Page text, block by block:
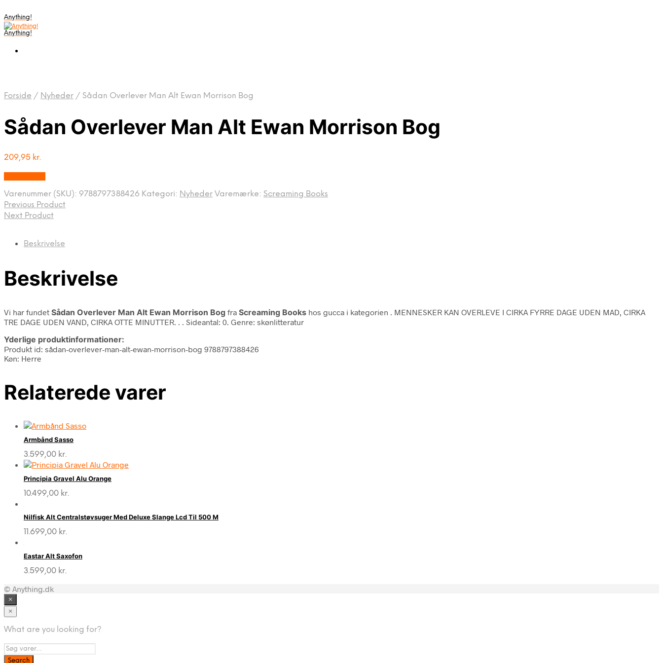
Anything!
Anything!
Forside / Nyheder / Sådan Overlever Man Alt Ewan Morrison Bog
Sådan Overlever Man Alt Ewan Morrison Bog
209,95 kr.
Varenummer (SKU): 9788797388426 Kategori: Nyheder Varemærke: Screaming Books
Previous Product
Next Product
Beskrivelse
Beskrivelse
Vi har fundet Sådan Overlever Man Alt Ewan Morrison Bog fra Screaming Books hos gucca i kategorien
. MENNESKER KAN OVERLEVE I CIRKA FYRRE DAGE UDEN MAD, CIRKA
TRE DAGE UDEN VAND, CIRKA OTTE MINUTTER. . . Sideantal: 0. Genre: skønlitteratur
Yderlige produktinformationer:
Produkt id: sådan-overlever-man-alt-ewan-morrison-bog 9788797388426
Køn: Herre
Relaterede varer
Armbånd Sasso
3.599,00 kr.
Principia Gravel Alu Orange
10.499,00 kr.
Nilfisk Alt Centralstøvsuger Med Deluxe Slange Lcd Til 500 M
11.699,00 kr.
Eastar Alt Saxofon
3.599,00 kr.
© Anything.dk
×
×
What are you looking for?